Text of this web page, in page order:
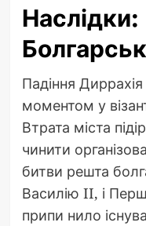
Наслідки:
Падіння
моментом у
Втрата міста
чинити
битви решта
Василію II, і
припи нило